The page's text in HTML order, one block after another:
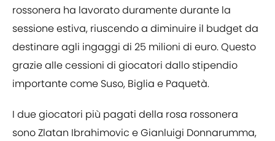
rossonera ha lavorato duramente durante la
sessione estiva, riuscendo a diminuire il budget da
destinare agli ingaggi di 25 milioni di euro. Questo
grazie alle cessioni di giocatori dallo stipendio
importante come Suso, Biglia e Paquetà.
I due giocatori più pagati della rosa rossonera
sono Zlatan Ibrahimovic e Gianluigi Donnarumma,